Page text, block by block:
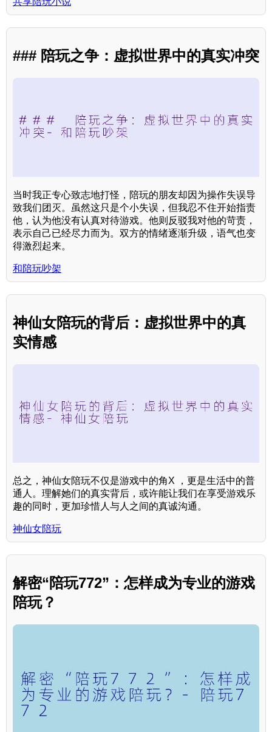
### 陪玩之争：虚拟世界中的真实冲突
当时我正专心致志地打怪，陪玩的朋友却因为操作失误导
致我们团灭。虽然这只是个小失误，但我忍不住开始指责
他，认为他没有认真对待游戏。他则反驳我对他的苛责，
表示自己已经尽力而为。双方的情绪逐渐升级，语气也变
得激烈起来。
和陪玩吵架
神仙女陪玩的背后：虚拟世界中的真
实情感
总之，神仙女陪玩不仅是游戏中的角X ，更是生活中的普
通人。理解她们的真实背后，或许能让我们在享受游戏乐
趣的同时，更加珍惜人与人之间的真诚沟通。
神仙女陪玩
解密“陪玩772”：怎样成为专业的游戏
陪玩？